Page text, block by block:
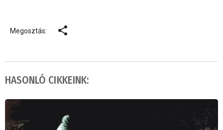
Megosztás:
HASONLÓ CIKKEINK: